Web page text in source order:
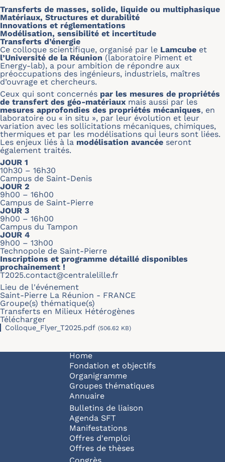
Transferts de masses, solide, liquide ou multiphasique
Matériaux, Structures et durabilité
Innovations et réglementations
Modélisation, sensibilité et incertitude
Transferts d’énergie
Ce colloque scientifique, organisé par le Lamcube et
l’Université de la Réunion (laboratoire Piment et
Energy-lab), a pour ambition de répondre aux
préoccupations des ingénieurs, industriels, maîtres
d’ouvrage et chercheurs.
Ceux qui sont concernés par les mesures de propriétés
de transfert des géo-matériaux mais aussi par les
mesures approfondies des propriétés mécaniques, en
laboratoire ou « in situ », par leur évolution et leur
variation avec les sollicitations mécaniques, chimiques,
thermiques et par les modélisations qui leurs sont liées.
Les enjeux liés à la modélisation avancée seront
également traités.
JOUR 1
10h30 – 16h30
Campus de Saint-Denis
JOUR 2
9h00 – 16h00
Campus de Saint-Pierre
JOUR 3
9h00 – 16h00
Campus du Tampon
JOUR 4
9h00 – 13h00
Technopole de Saint-Pierre
Inscriptions et programme détaillé disponibles
prochainement !
T2025.contact@centralelille.fr
Lieu de l'événement
Saint-Pierre La Réunion - FRANCE
Groupe(s) thématique(s)
Transferts en Milieux Hétérogènes
Télécharger
Colloque_Flyer_T2025.pdf (506.62 KB)
Navigation principale
Home
Fondation et objectifs
Organigramme
Groupes thématiques
Annuaire
Bulletins de liaison
Agenda SFT
Manifestations
Offres d'emploi
Offres de thèses